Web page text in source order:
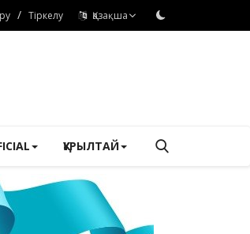
/ Тіркелу Қазақша
ҚҰРЫЛТАЙ